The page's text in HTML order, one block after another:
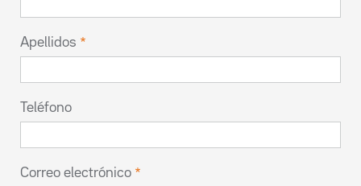
Apellidos
Teléfono
Correo electrónico